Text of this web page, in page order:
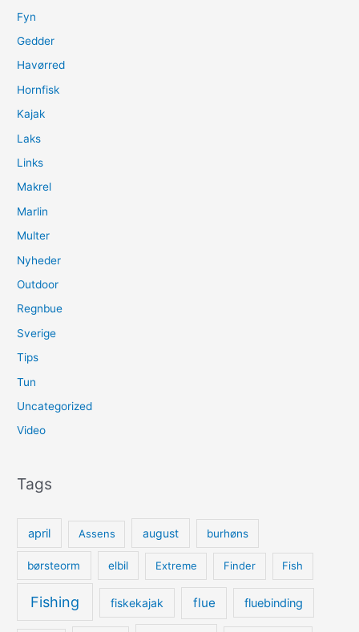
Fyn
Gedder
Havørred
Hornfisk
Kajak
Laks
Links
Makrel
Marlin
Multer
Nyheder
Outdoor
Regnbue
Sverige
Tips
Tun
Uncategorized
Video
Tags
april Assens august burhøns
børsteorm elbil Extreme Finder Fish
Fishing fiskekajak flue fluebinding